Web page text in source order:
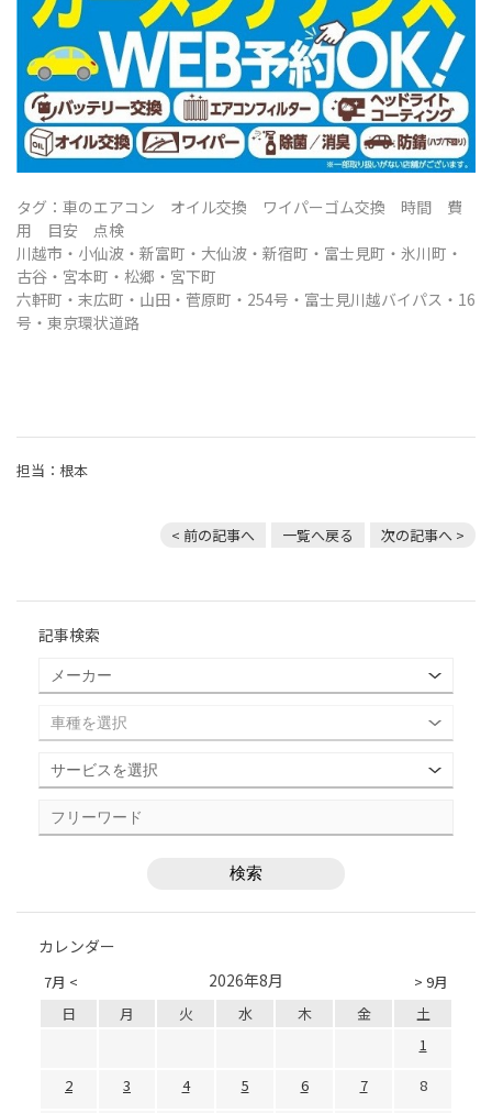
タグ：車のエアコン オイル交換 ワイパーゴム交換 時間 費
用 目安 点検
川越市・ 小仙波・新富町・大仙波・新宿町・富士見町・氷川町・
古谷・宮本町・松郷・宮下町
六軒町・末広町・山田・菅原町・254号・富士見川越バイパス・16
号・東京環状道路
担当：根本
< 前の記事へ 一覧へ戻る 次の記事へ >
記事検索
カレンダー
7月 < > 9月
2026年8月
日 月 火 水 木 金
土
1
2
3 4 5 6 7
8